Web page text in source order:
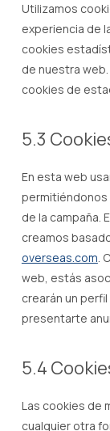
Utilizamos
experiencia de
cookies
de nuestra
cookies de
5.3
En esta web
de la campaña.
creamos
overseas.com.
web, estás
crearán un
presentarte
5.4
Las cookies de
cualquier otra